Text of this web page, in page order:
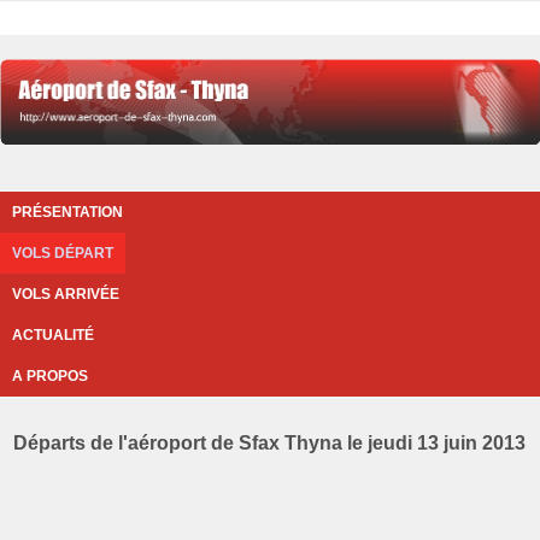
PRÉSENTATION
VOLS DÉPART
VOLS ARRIVÉE
ACTUALITÉ
A PROPOS
Départs de l'aéroport de Sfax Thyna le jeudi 13 juin 2013